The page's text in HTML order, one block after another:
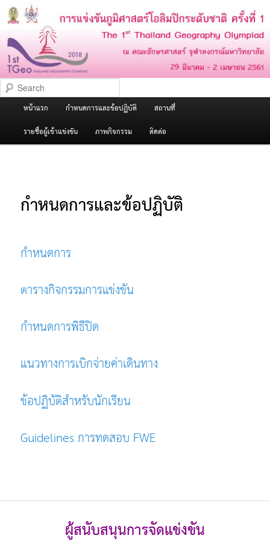
The 1st Thailand Geography
Olympiad
Search
Skip
to
หน้าแรก กำหนดการและข้อปฏิบัติ
สถานที่
รายชื่อผู้เข้าแข่งขัน
ภาพกิจกรรม ติดต่อ
กำหนดการและข้อปฏิบัติ
กำหนดการ
ตารางกิจกรรมการแข่งขัน
กำหนดการพิธีปิด
แนวทางการเบิกจ่ายค่าเดินทาง
ข้อปฏิบัติสำหรับนักเรียน
Guidelines การทดสอบ FWE
ผู้สนับสนุนการจัดแข่งขัน